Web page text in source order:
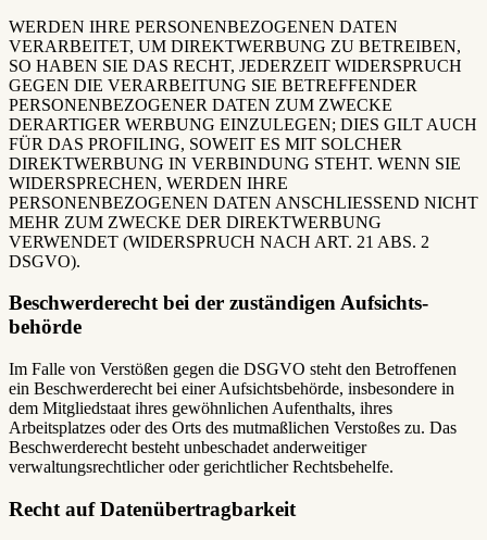
WERDEN IHRE PERSONENBEZOGENEN DATEN
VERARBEITET, UM DIREKTWERBUNG ZU BETREIBEN,
SO HABEN SIE DAS RECHT, JEDERZEIT WIDERSPRUCH
GEGEN DIE VERARBEITUNG SIE BETREFFENDER
PERSONENBEZOGENER DATEN ZUM ZWECKE
DERARTIGER WERBUNG EINZULEGEN; DIES GILT AUCH
FÜR DAS PROFILING, SOWEIT ES MIT SOLCHER
DIREKTWERBUNG IN VERBINDUNG STEHT. WENN SIE
WIDERSPRECHEN, WERDEN IHRE
PERSONENBEZOGENEN DATEN ANSCHLIESSEND NICHT
MEHR ZUM ZWECKE DER DIREKTWERBUNG
VERWENDET (WIDERSPRUCH NACH ART. 21 ABS. 2
DSGVO).
Beschwerde­recht bei der zuständigen Aufsichts­
behörde
Im Falle von Verstößen gegen die DSGVO steht den Betroffenen
ein Beschwerderecht bei einer Aufsichtsbehörde, insbesondere in
dem Mitgliedstaat ihres gewöhnlichen Aufenthalts, ihres
Arbeitsplatzes oder des Orts des mutmaßlichen Verstoßes zu. Das
Beschwerderecht besteht unbeschadet anderweitiger
verwaltungsrechtlicher oder gerichtlicher Rechtsbehelfe.
Recht auf Daten­übertrag­barkeit